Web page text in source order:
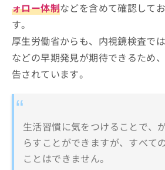
ォロー体制などを含めて確認して
す。
厚生労働省からも、内視鏡検査で
などの早期発見が期待できるため
告されています。
生活習慣に気をつけることで、
らすことができますが、すべて
ことはできません。